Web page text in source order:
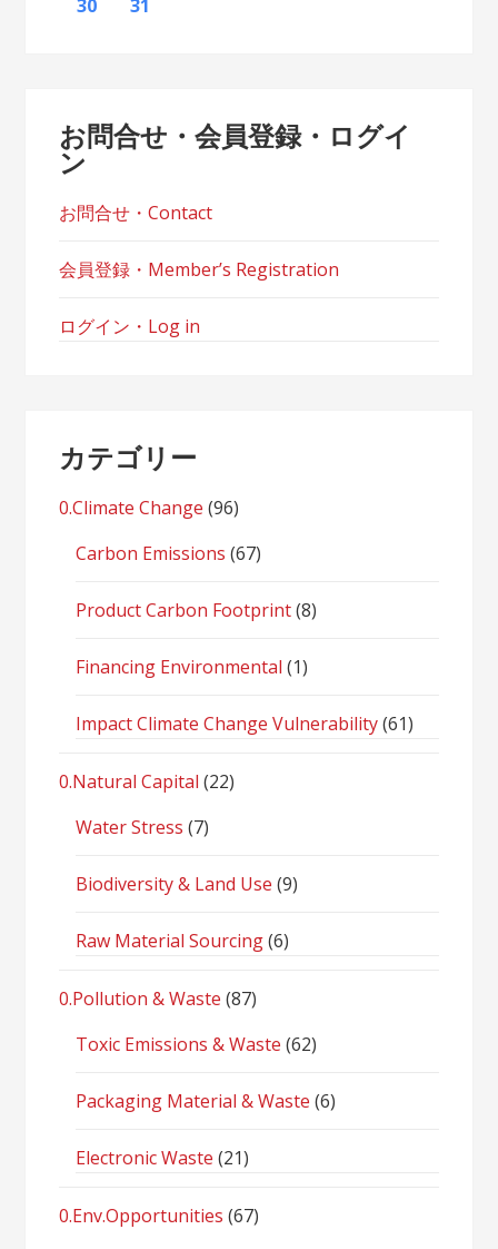
30 31
お問合せ・会員登録・ログイ
ン
お問合せ・Contact
会員登録・Member’s Registration
ログイン・Log in
カテゴリー
0.Climate Change (96)
Carbon Emissions (67)
Product Carbon Footprint(8)
Financing Environmental (1)
Impact Climate Change Vulnerability(61)
0.Natural Capital (22)
Water Stress (7)
Biodiversity & Land Use (9)
Raw Material Sourcing(6)
0.Pollution & Waste (87)
Toxic Emissions & Waste (62)
Packaging Material & Waste (6)
Electronic Waste (21)
0.Env.Opportunities (67)